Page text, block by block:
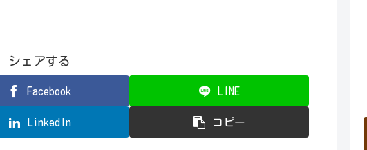
シェアする
Facebook LINE
LinkedIn コピー